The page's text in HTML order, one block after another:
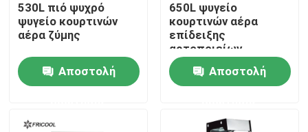
Αρχική Σελίδα
Προϊόντα
Σχετικά με εμάς
530L πιό ψυχρό
ψυγείο κουρτινών
αέρα ζύμης
Αποστολή
650L ψυγείο
κουρτινών αέρα
επίδειξης
αρτοποιείων
Αποστολή